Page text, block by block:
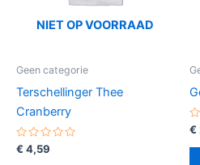
NIET OP VOORRAAD
Geen categorie
Terschellinger Thee
Cranberry
Gewaardeerd
0
€ 4,59
0
€